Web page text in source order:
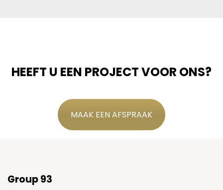
HEEFT U EEN PROJECT VOOR ONS?
MAAK EEN AFSPRAAK
Group 93